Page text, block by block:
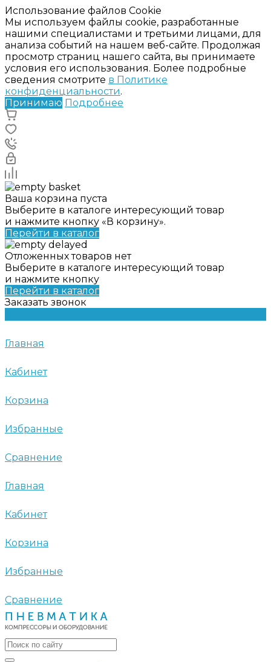
Использование файлов Cookie
Мы используем файлы cookie, разработанные
нашими специалистами и третьими лицами, для
анализа событий на нашем веб-сайте. Продолжая
просмотр страниц нашего сайта, вы принимаете
условия его использования. Более подробные
сведения смотрите в Политике
конфиденциальности.
Принимаю Подробнее
Ваша корзина пуста
Выберите в каталоге интересующий товар
и нажмите кнопку «В корзину».
Перейти в каталог
Отложенных товаров нет
Выберите в каталоге интересующий товар
и нажмите кнопку
Перейти в каталог
Заказать звонок
Главная
Кабинет
Корзина
Избранные
Сравнение
Главная
Кабинет
Корзина
Избранные
Сравнение